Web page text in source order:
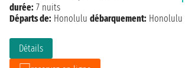
Détails
durée: 7 nuits
Départs de: Honolulu débarquement: Honolulu